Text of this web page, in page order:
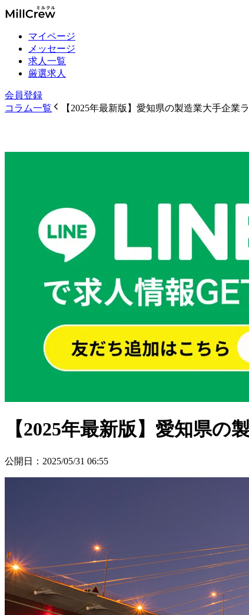
マイページ
メッセージ
求人一覧
厳選求人
会員登録
コラム一覧
【2025年最新版】愛知県の製造業大手企業
【2025年最新版】愛知県
公開日 ： 2025/05/31 06:55